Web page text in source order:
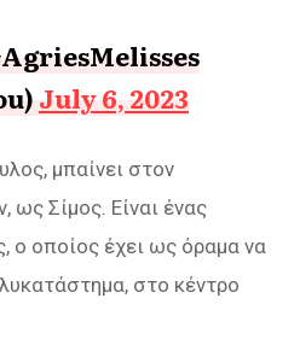
July 6, 2023
μπαίνει στον
ως Σίμος. Είναι ένας
ο οποίος έχει ως όραμα να
στο κέντρο